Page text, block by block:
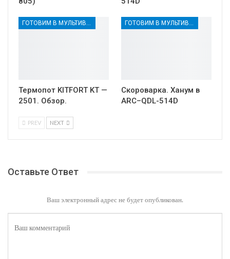
ГОТОВИМ В МУЛЬТИВАРКЕ
Термопот KITFORT KT —
2501. Обзор.
ГОТОВИМ В МУЛЬТИВАРКЕ
Скороварка. Ханум в
ARC–QDL-514D
PREV NEXT
Оставьте Ответ
Ваш электронный адрес не будет опубликован.